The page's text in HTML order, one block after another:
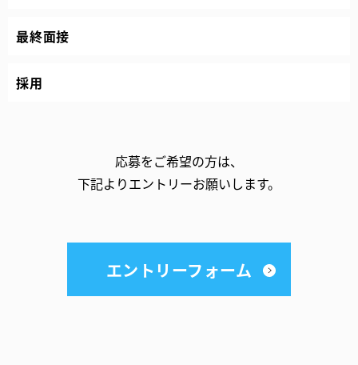
最終面接
採用
応募をご希望の方は、
下記よりエントリーお願いします。
エントリーフォーム